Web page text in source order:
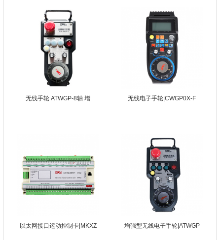
无线手轮 ATWGP-8轴 增 无线电子手轮|CWGP0X-F
以太网接口运动控制卡|MKXZ 增强型无线电子手轮|ATWGP